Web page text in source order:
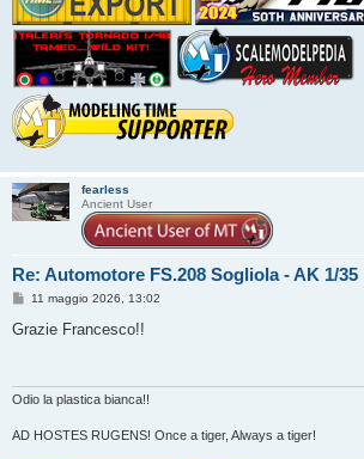
fearless
Ancient User
Re: Automotore FS.208 Sogliola - AK 1/35
M
s
i
11 maggio 2026, 13:02
Grazie Francesco!!
Odio la plastica bianca!!
AD HOSTES RUGENS! Once a tiger, Always a tiger!